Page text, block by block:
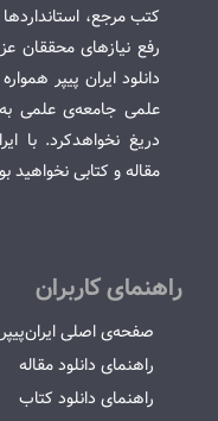
کتب مرجع،
رفع نیازهای محققان
دانلود ایران پیپر
علمی جامعه‌ی علمی
دریغ نخواهدکرد. با
مقاله و کتابی نخواهید
راهنمای کاربران
صفحه‌ی اصلی ایران‌پیپر
راهنمای دانلود مقاله
راهنمای دانلود کتاب